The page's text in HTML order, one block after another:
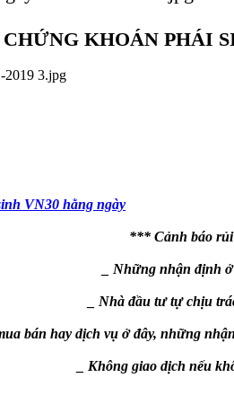
KHOÁN PHÁI
VN30 hằng ngày
*** Cảnh báo
_ Những nhận định
_ Nhà đầu tư tự chịu
bán hay dịch vụ ở đây, những
_ Không giao dịch nếu